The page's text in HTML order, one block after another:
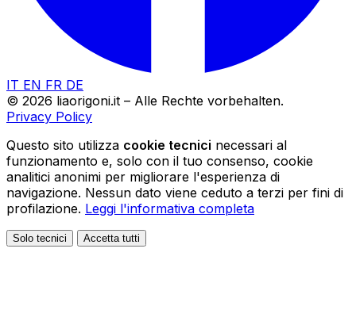
IT EN FR DE
© 2026 liaorigoni.it – Alle Rechte vorbehalten.
Privacy Policy
Questo sito utilizza cookie tecnici necessari al
funzionamento e, solo con il tuo consenso, cookie
analitici anonimi per migliorare l'esperienza di
navigazione. Nessun dato viene ceduto a terzi per fini di
profilazione. Leggi l'informativa completa
Solo tecnici Accetta tutti